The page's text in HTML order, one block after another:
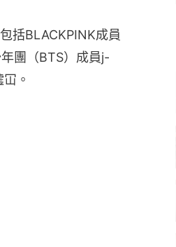
括BLACKPINK成員
團（BTS）成員j-
。